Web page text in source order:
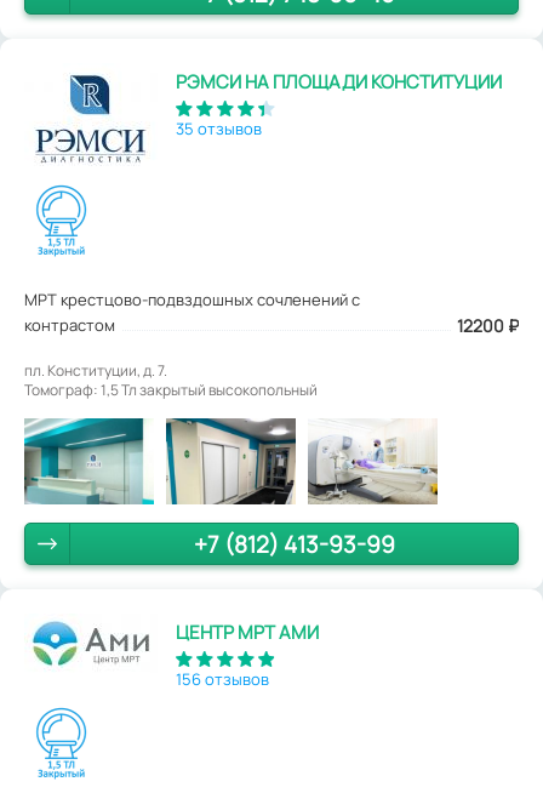
РЭМСИ НА ПЛОЩАДИ КОНСТИТУЦИИ
35 отзывов
МРТ крестцово-подвздошных сочленений с
контрастом
12200 ₽
пл. Конституции, д. 7.
Томограф: 1,5 Тл закрытый высокопольный
+7 (812) 413-93-99
ЦЕНТР МРТ АМИ
156 отзывов